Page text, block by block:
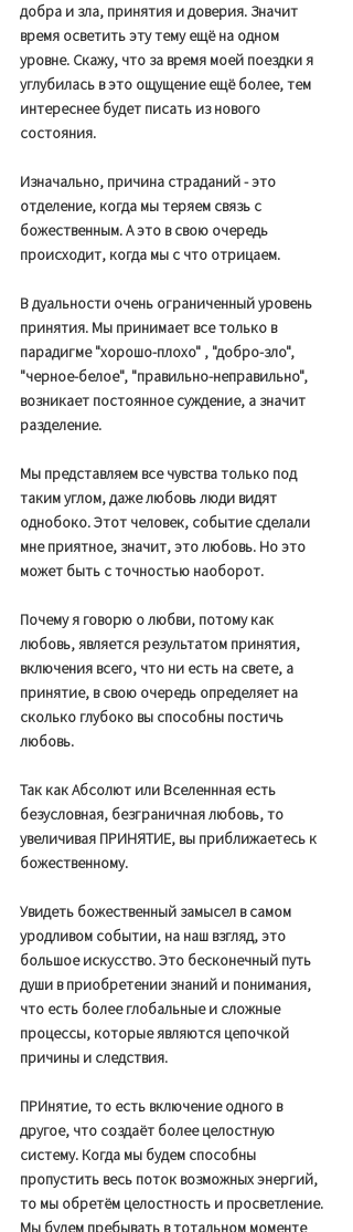
добра и зла, принятия и доверия. Значит
время осветить эту тему ещё на одном
уровне. Скажу, что за время моей поездки я
углубилась в это ощущение ещё более, тем
интереснее будет писать из нового
состояния.
Изначально, причина страданий - это
отделение, когда мы теряем связь с
божественным. А это в свою очередь
происходит, когда мы с что отрицаем.
В дуальности очень ограниченный уровень
принятия. Мы принимает все только в
парадигме "хорошо-плохо" , "добро-зло",
"черное-белое", "правильно-неправильно",
возникает постоянное суждение, а значит
разделение.
Мы представляем все чувства только под
таким углом, даже любовь люди видят
однобоко. Этот человек, событие сделали
мне приятное, значит, это любовь. Но это
может быть с точностью наоборот.
Почему я говорю о любви, потому как
любовь, является результатом принятия,
включения всего, что ни есть на свете, а
принятие, в свою очередь определяет на
сколько глубоко вы способны постичь
любовь.
Так как Абсолют или Вселеннная есть
безусловная, безграничная любовь, то
увеличивая ПРИНЯТИЕ, вы приближаетесь к
божественному.
Увидеть божественный замысел в самом
уродливом событии, на наш взгляд, это
большое искусство. Это бесконечный путь
души в приобретении знаний и понимания,
что есть более глобальные и сложные
процессы, которые являются цепочкой
причины и следствия.
ПРИнятие, то есть включение одного в
другое, что создаёт более целостную
систему. Когда мы будем способны
пропустить весь поток возможных энергий,
то мы обретём целостность и просветление.
Мы будем пребывать в тотальном моменте